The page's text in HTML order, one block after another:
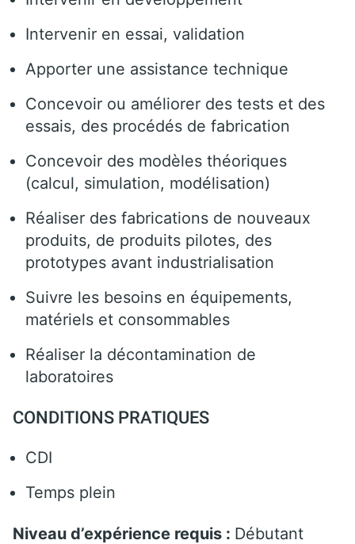
Intervenir en essai, validation
Apporter une assistance technique
Concevoir ou améliorer des tests et des
essais, des procédés de fabrication
Concevoir des modèles théoriques
(calcul, simulation, modélisation)
Réaliser des fabrications de nouveaux
produits, de produits pilotes, des
prototypes avant industrialisation
Suivre les besoins en équipements,
matériels et consommables
Réaliser la décontamination de
laboratoires
CONDITIONS PRATIQUES
CDI
Temps plein
Niveau d’expérience requis : Débutant